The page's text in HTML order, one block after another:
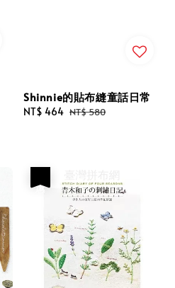
Shinnie的貼布縫童話日常
Sale
NT$ 464 Regular
NT$ 580